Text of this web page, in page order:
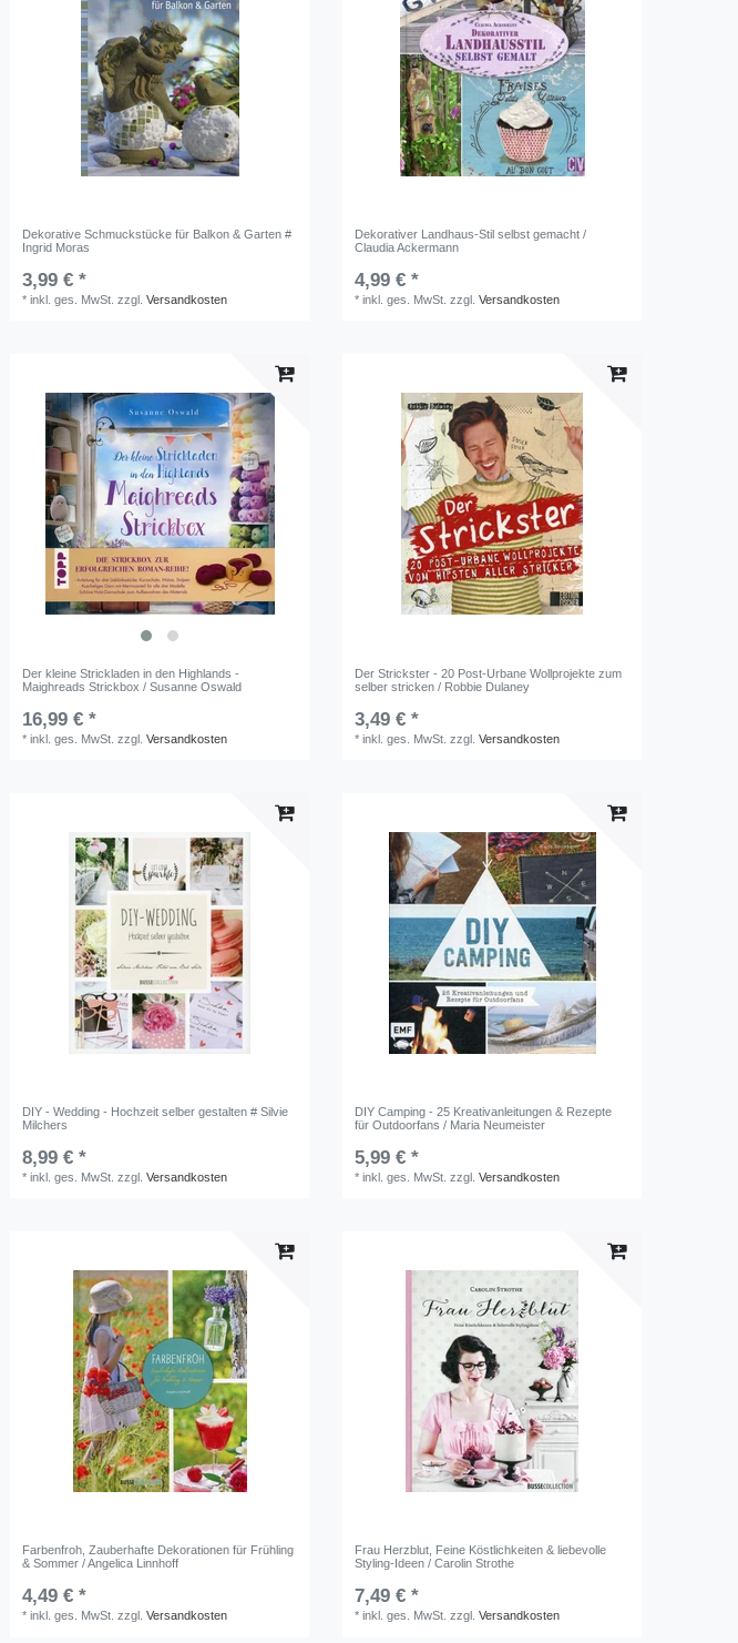
Dekorative Schmuckstücke für Balkon & Garten #
Ingrid Moras
3,99 € *
*inkl. ges. MwSt. zzgl.Versandkosten
Dekorativer Landhaus-Stil selbst gemacht /
Claudia Ackermann
4,99 € *
*inkl. ges. MwSt. zzgl.Versandkosten
Der kleine Strickladen in den Highlands -
Maighreads Strickbox / Susanne Oswald
16,99 € *
*inkl. ges. MwSt. zzgl.Versandkosten
Der Strickster - 20 Post-Urbane Wollprojekte zum
selber stricken / Robbie Dulaney
3,49 € *
*inkl. ges. MwSt. zzgl.Versandkosten
DIY - Wedding - Hochzeit selber gestalten # Silvie
Milchers
8,99 € *
*inkl. ges. MwSt. zzgl.Versandkosten
DIY Camping - 25 Kreativanleitungen & Rezepte
für Outdoorfans / Maria Neumeister
5,99 € *
*inkl. ges. MwSt. zzgl.Versandkosten
Farbenfroh, Zauberhafte Dekorationen für Frühling
& Sommer / Angelica Linnhoff
4,49 € *
*inkl. ges. MwSt. zzgl.Versandkosten
Frau Herzblut, Feine Köstlichkeiten & liebevolle
Styling-Ideen / Carolin Strothe
7,49 € *
*inkl. ges. MwSt. zzgl.Versandkosten